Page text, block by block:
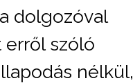
dolgozóval
erről szóló
nélkül,